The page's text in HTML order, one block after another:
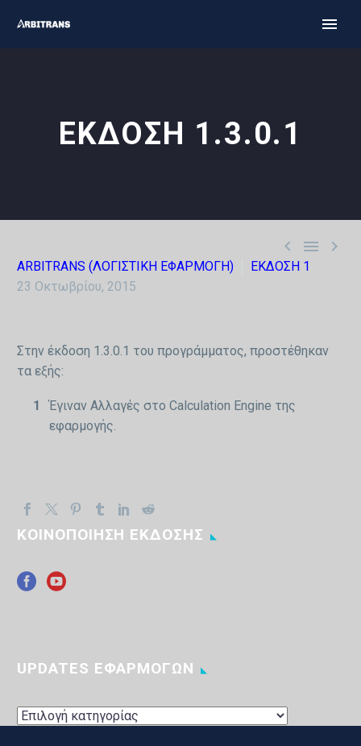
ΕΚΔΟΣΗ 1.3.0.1
  
ARBITRANS (ΛΟΓΙΣΤΙΚΗ ΕΦΑΡΜΟΓΗ)
ΕΚΔΟΣΗ 1
23 Οκτωβρίου, 2015
Στην έκδοση 1.3.0.1 του προγράμματος, προστέθηκαν
τα εξής:
Έγιναν Αλλαγές στο Calculation Engine της
εφαρμογής.
ΚΟΙΝΟΠΟΙΗΣΗ ΕΚΔΟΣΗΣ
UPDATES ΕΦΑΡΜΟΓΩΝ
UPDATES